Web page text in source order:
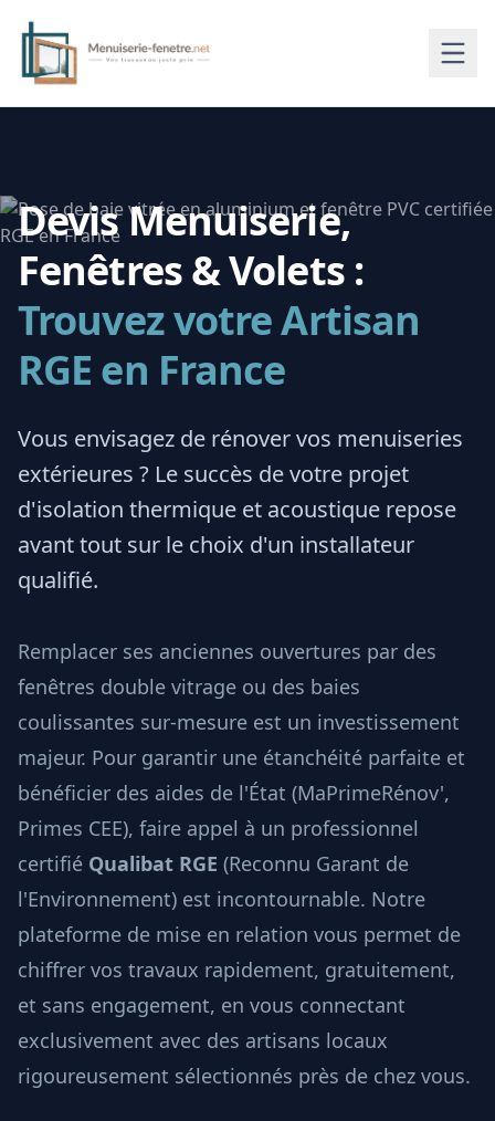
Devis Menuiserie,
Fenêtres & Volets :
Trouvez votre Artisan
RGE en France
Vous envisagez de rénover vos menuiseries
extérieures ? Le succès de votre projet
d'isolation thermique et acoustique repose
avant tout sur le choix d'un installateur
qualifié.
Remplacer ses anciennes ouvertures par des
fenêtres double vitrage ou des baies
coulissantes sur-mesure est un investissement
majeur. Pour garantir une étanchéité parfaite et
bénéficier des aides de l'État (MaPrimeRénov',
Primes CEE), faire appel à un professionnel
certifié Qualibat RGE (Reconnu Garant de
l'Environnement) est incontournable. Notre
plateforme de mise en relation vous permet de
chiffrer vos travaux rapidement, gratuitement,
et sans engagement, en vous connectant
exclusivement avec des artisans locaux
rigoureusement sélectionnés près de chez vous.